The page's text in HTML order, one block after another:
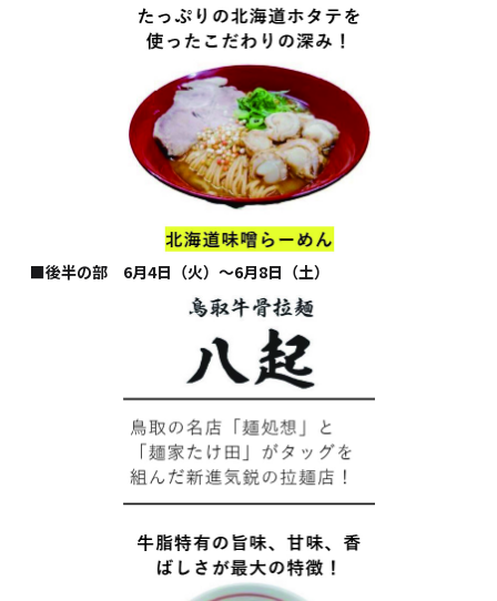
■後半の部 6月4日（火）～6月8日（土）